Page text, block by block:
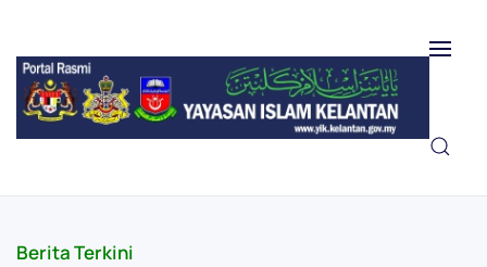
Skip to main content
Berita Terkini